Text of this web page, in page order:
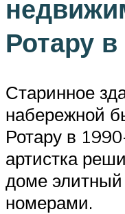
Ротару
Старинное
набережной
Ротару в
артистка
доме элитный
номерами.